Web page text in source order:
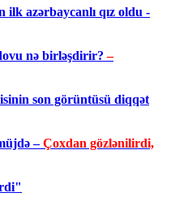
ilk azərbaycanlı qız oldu -
nə birləşdirir?–
son görüntüsü diqqət
–Çoxdan gözlənilirdi,